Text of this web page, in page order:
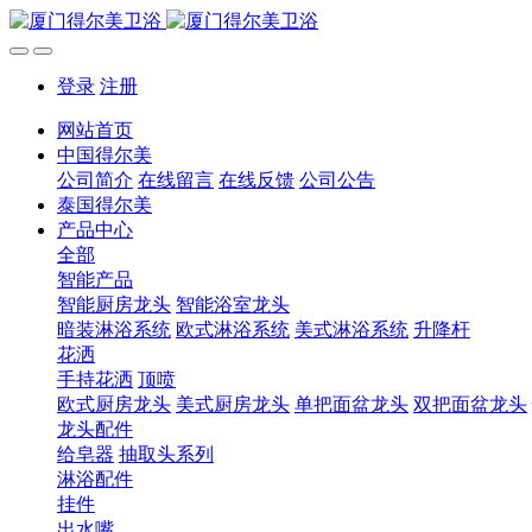
登录 注册
网站首页
中国得尔美
公司简介 在线留言 在线反馈 公司公告
泰国得尔美
产品中心
全部
智能产品
智能厨房龙头 智能浴室龙头
暗装淋浴系统 欧式淋浴系统 美式淋浴系统 升降杆
花洒
手持花洒 顶喷
欧式厨房龙头 美式厨房龙头 单把面盆龙头 双把面盆龙头
龙头配件
给皂器 抽取头系列
淋浴配件
挂件